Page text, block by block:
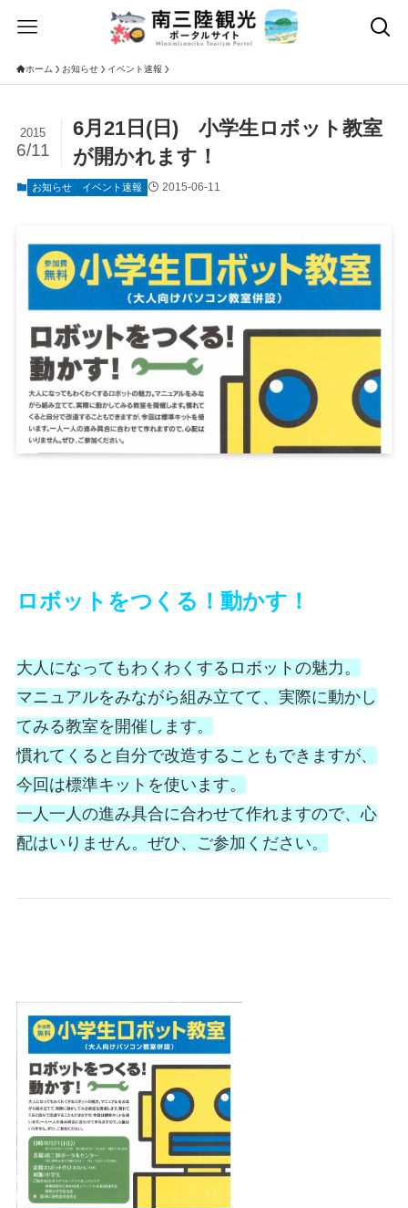
ホーム お知らせ イベント速報
6月21日(日) 小学生ロボット教室
が開かれます！
2015
6/11
お知らせ イベント速報 2015-06-11
ロボットをつくる！動かす！
大人になってもわくわくするロボットの魅力。
マニュアルをみながら組み立てて、実際に動かし
てみる教室を開催します。
慣れてくると自分で改造することもできますが、
今回は標準キットを使います。
一人一人の進み具合に合わせて作れますので、心
配はいりません。ぜひ、ご参加ください。